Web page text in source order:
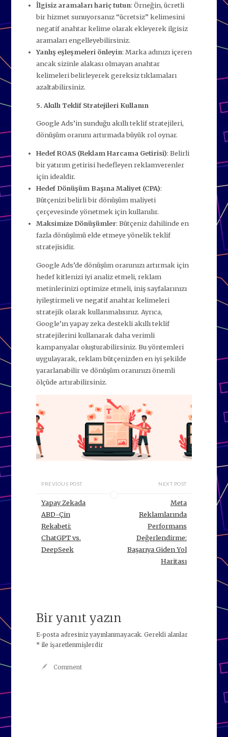
İlgisiz aramaları hariç tutun: Örneğin, ücretli
bir hizmet sunuyorsanız “ücretsiz” kelimesini
negatif anahtar kelime olarak ekleyerek ilgisiz
aramaları engelleyebilirsiniz.
Yanlış eşleşmeleri önleyin: Marka adınızı içeren
ancak sizinle alakası olmayan anahtar
kelimeleri belirleyerek gereksiz tıklamaları
azaltabilirsiniz.
5. Akıllı Teklif Stratejileri Kullanın
Google Ads’in sunduğu akıllı teklif stratejileri,
dönüşüm oranını artırmada büyük rol oynar.
Hedef ROAS (Reklam Harcama Getirisi): Belirli
bir yatırım getirisi hedefleyen reklamverenler
için idealdir.
Hedef Dönüşüm Başına Maliyet (CPA):
Bütçenizi belirli bir dönüşüm maliyeti
çerçevesinde yönetmek için kullanılır.
Maksimize Dönüşümler: Bütçeniz dahilinde en
fazla dönüşümü elde etmeye yönelik teklif
stratejisidir.
Google Ads’de dönüşüm oranınızı artırmak için
hedef kitlenizi iyi analiz etmeli, reklam
metinlerinizi optimize etmeli, iniş sayfalarınızı
iyileştirmeli ve negatif anahtar kelimeleri
stratejik olarak kullanmalısınız. Ayrıca,
Google’ın yapay zeka destekli akıllı teklif
stratejilerini kullanarak daha verimli
kampanyalar oluşturabilirsiniz. Bu yöntemleri
uygulayarak, reklam bütçenizden en iyi şekilde
yararlanabilir ve dönüşüm oranınızı önemli
ölçüde artırabilirsiniz.
PREVIOUS POST
Yapay Zekada
ABD-Çin
Rekabeti:
ChatGPT vs.
DeepSeek
NEXT POST
Meta
Reklamlarında
Performans
Değerlendirme:
Başarıya Giden Yol
Haritası
Bir yanıt yazın
E-posta adresiniz yayınlanmayacak. Gerekli alanlar
*ile işaretlenmişlerdir